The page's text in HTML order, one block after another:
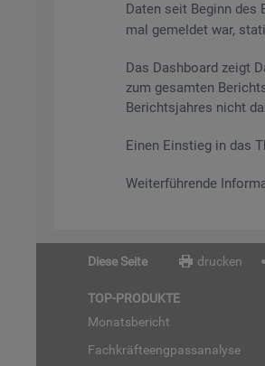
Daten seit Be­ginn des
mal ge­mel­det war,
Das Da­sh­board zeigt
zum ge­sam­ten
Be­richts­jah­res nicht
Einen Ein­stieg in das
Wei­ter­füh­ren­de
Diese Seite drucken
TOP-PRO­DUK­TE
Mo­nats­be­richt
Fach­kräf­te­eng­pass­ana­ly­se